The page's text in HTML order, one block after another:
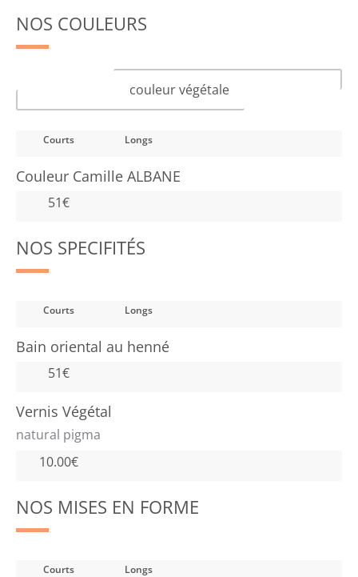
NOS COULEURS
couleur végétale
Courts Longs
Couleur Camille ALBANE
51€
NOS SPECIFITÉS
Courts Longs
Bain oriental au henné
51€
Vernis Végétal
natural pigma
10.00€
NOS MISES EN FORME
Courts Longs